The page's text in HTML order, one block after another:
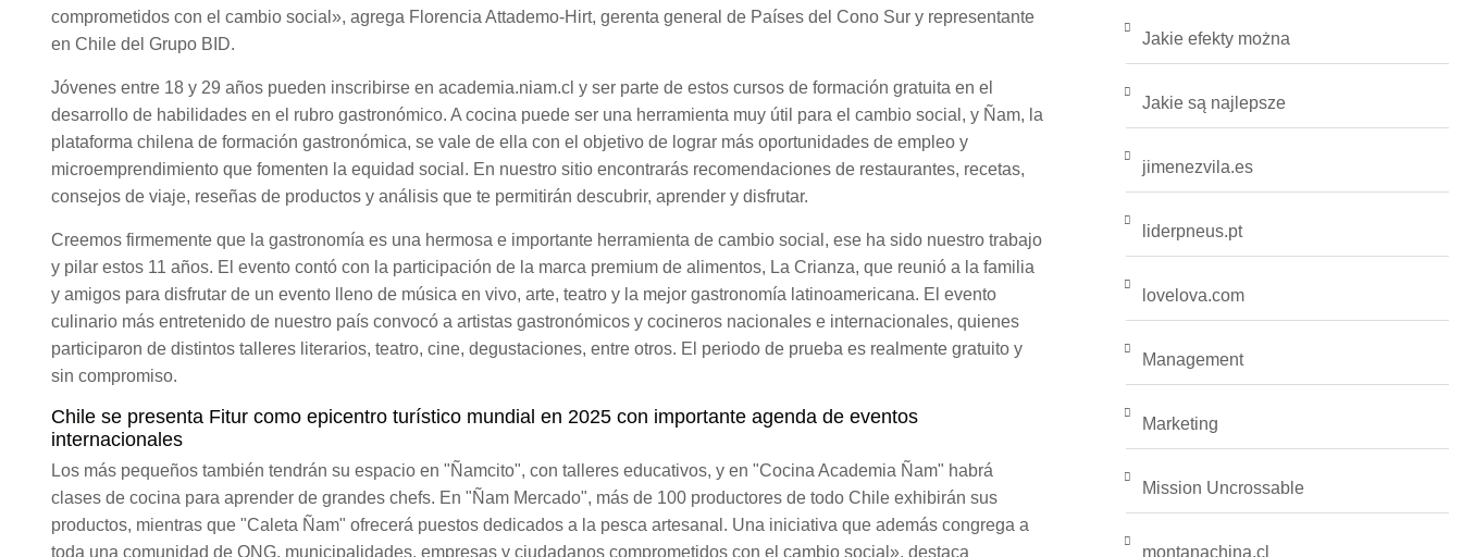
comprometidos con el cambio social», agrega Florencia Attademo-Hirt, gerenta general de Países del Cono Sur y representante
en Chile del Grupo BID.
Jóvenes entre 18 y 29 años pueden inscribirse en academia.niam.cl y ser parte de estos cursos de formación gratuita en el
desarrollo de habilidades en el rubro gastronómico. A cocina puede ser una herramienta muy útil para el cambio social, y Ñam, la
plataforma chilena de formación gastronómica, se vale de ella con el objetivo de lograr más oportunidades de empleo y
microemprendimiento que fomenten la equidad social. En nuestro sitio encontrarás recomendaciones de restaurantes, recetas,
consejos de viaje, reseñas de productos y análisis que te permitirán descubrir, aprender y disfrutar.
Creemos firmemente que la gastronomía es una hermosa e importante herramienta de cambio social, ese ha sido nuestro trabajo
y pilar estos 11 años. El evento contó con la participación de la marca premium de alimentos, La Crianza, que reunió a la familia
y amigos para disfrutar de un evento lleno de música en vivo, arte, teatro y la mejor gastronomía latinoamericana. El evento
culinario más entretenido de nuestro país convocó a artistas gastronómicos y cocineros nacionales e internacionales, quienes
participaron de distintos talleres literarios, teatro, cine, degustaciones, entre otros. El periodo de prueba es realmente gratuito y
sin compromiso.
Chile se presenta Fitur como epicentro turístico mundial en 2025 con importante agenda de eventos
internacionales
Los más pequeños también tendrán su espacio en "Ñamcito", con talleres educativos, y en "Cocina Academia Ñam" habrá
clases de cocina para aprender de grandes chefs. En "Ñam Mercado", más de 100 productores de todo Chile exhibirán sus
productos, mientras que "Caleta Ñam" ofrecerá puestos dedicados a la pesca artesanal. Una iniciativa que además congrega a
toda una comunidad de ONG, municipalidades, empresas y ciudadanos comprometidos con el cambio social», destaca
Jakie efekty można
Jakie są najlepsze
jimenezvila.es
liderpneus.pt
lovelova.com
Management
Marketing
Mission Uncrossable
montanachina.cl